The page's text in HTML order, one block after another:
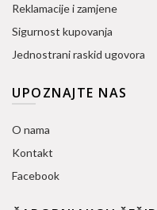
Reklamacije i zamjene
Sigurnost kupovanja
Jednostrani raskid ugovora
UPOZNAJTE NAS
O nama
Kontakt
Facebook